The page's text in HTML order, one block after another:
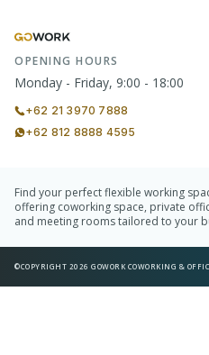
OPENING HOURS
Monday - Friday, 9:00 - 18:00
+62 21 3970 7888
+62 812 8888 4595
Find your perfect flexible working
offering coworking space, private
and meeting rooms tailored to your
©COPYRIGHT 2026 GOWORK COWORKING &